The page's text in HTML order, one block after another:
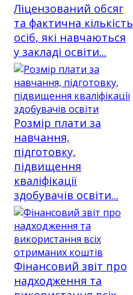
Ліцензований обсяг
та фактична кількість
осіб, які навчаються
у закладі освіти...
Розмір плати за
навчання,
підготовку,
підвищення
кваліфікації
здобувачів освіти...
Фінансовий звіт про
надходження та